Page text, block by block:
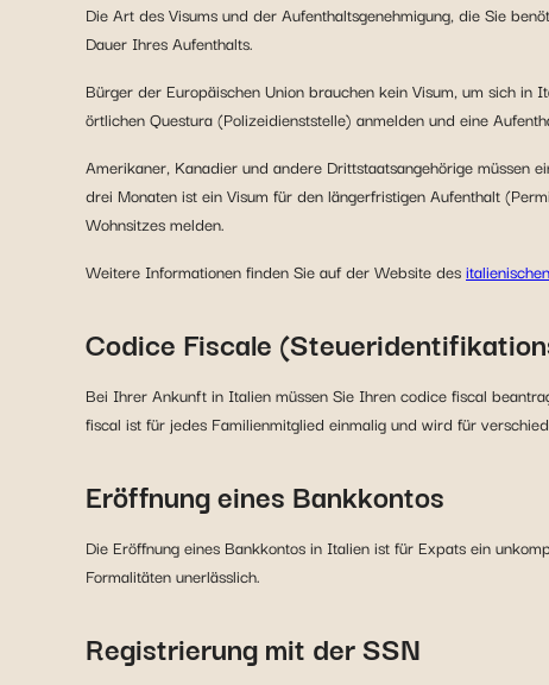
Die Art des Visums und der Aufenthaltsgenehmigung, die Sie
Dauer Ihres Aufenthalts.
Bürger der Europäischen Union brauchen kein Visum, um sich
örtlichen Questura (Polizeidienststelle) anmelden und eine
Amerikaner, Kanadier und andere Drittstaatsangehörige müssen
drei Monaten ist ein Visum für den längerfristigen Aufenthalt
Wohnsitzes melden.
Weitere Informationen finden Sie auf der Website des
Codice Fiscale
Bei Ihrer Ankunft in Italien müssen Sie Ihren codice fiscal
fiscal ist für jedes Familienmitglied einmalig und wird für
Eröffnung eines Bankkontos
Die Eröffnung eines Bankkontos in Italien ist für Expats ein
Formalitäten unerlässlich.
Registrierung mit der SSN